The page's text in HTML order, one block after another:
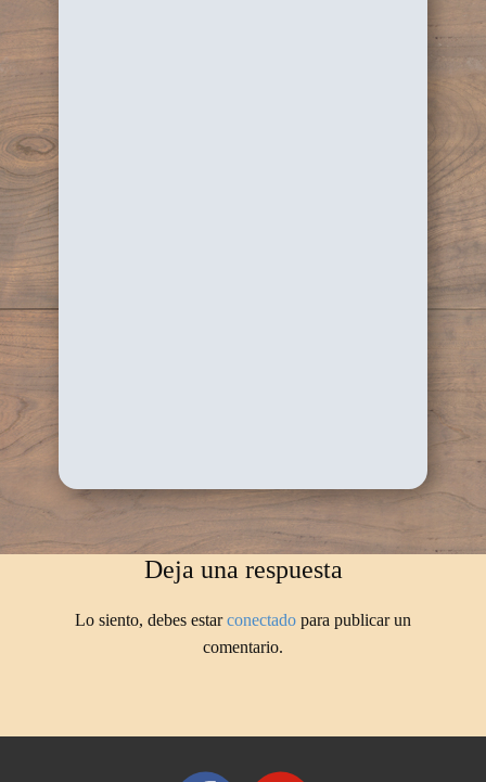
Deja una respuesta
Lo siento, debes estarconectado para publicar un
comentario.